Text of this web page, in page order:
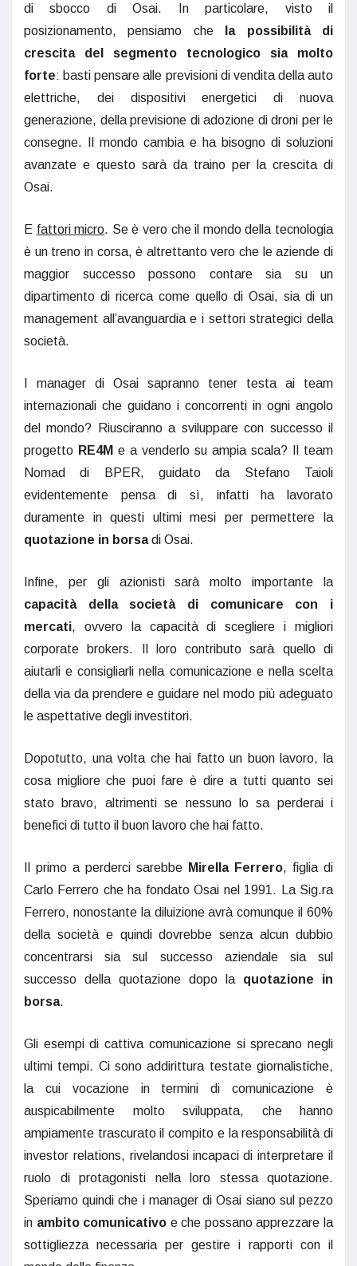
di sbocco di Osai. In particolare, visto il
posizionamento, pensiamo che
la possibilità di
crescita del segmento tecnologico sia molto
forte: basti pensare alle previsioni di vendita della auto
elettriche, dei dispositivi energetici di nuova
generazione, della previsione di adozione di droni per le
consegne. Il mondo cambia e ha bisogno di soluzioni
avanzate e questo sarà da traino per la crescita di
Osai.
E fattori micro. Se è vero che il mondo della tecnologia
è un treno in corsa, è altrettanto vero che le aziende di
maggior successo possono contare sia su un
dipartimento di ricerca come quello di Osai, sia di un
management all’avanguardia e i settori strategici della
società.
I manager di Osai sapranno tener testa ai team
internazionali che guidano i concorrenti in ogni angolo
del mondo? Riusciranno a sviluppare con successo il
progetto RE4M e a venderlo su ampia scala? Il team
Nomad di BPER, guidato da Stefano Taioli
evidentemente pensa di sì, infatti ha lavorato
duramente in questi ultimi mesi per permettere la
quotazione in borsadi Osai.
Infine, per gli azionisti sarà molto importante la
capacità della società di comunicare con i
mercati, ovvero la capacità di scegliere i migliori
corporate brokers. Il loro contributo sarà quello di
aiutarli e consigliarli nella comunicazione e nella scelta
della via da prendere e guidare nel modo più adeguato
le aspettative degli investitori.
Dopotutto, una volta che hai fatto un buon lavoro, la
cosa migliore che puoi fare è dire a tutti quanto sei
stato bravo, altrimenti se nessuno lo sa perderai i
benefici di tutto il buon lavoro che hai fatto.
Il primo a perderci sarebbe Mirella Ferrero, figlia di
Carlo Ferrero che ha fondato Osai nel 1991. La Sig.ra
Ferrero, nonostante la diluizione avrà comunque il 60%
della società e quindi dovrebbe senza alcun dubbio
concentrarsi sia sul successo aziendale sia sul
successo della quotazione dopo la quotazione in
borsa.
Gli esempi di cattiva comunicazione si sprecano negli
ultimi tempi. Ci sono addirittura testate giornalistiche,
la cui vocazione in termini di comunicazione è
auspicabilmente molto sviluppata, che hanno
ampiamente trascurato il compito e la responsabilità di
investor relations, rivelandosi incapaci di interpretare il
ruolo di protagonisti nella loro stessa quotazione.
Speriamo quindi che i manager di Osai siano sul pezzo
in ambito comunicativo e che possano apprezzare la
sottigliezza necessaria per gestire i rapporti con il